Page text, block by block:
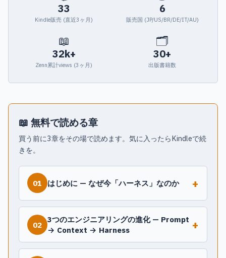
33
Kindle販売 (直近3ヶ月)
6
販売国 (JP/US/BR/DE/IT/AU)
📖
32k+
Zenn累計views (3ヶ月)
🗂
30+
出版書籍数
📖 無料で読める章
買う前に3章をその場で読めます。気に入ったらKindleで続
きを。
01 はじめに — なぜ今「ハーネス」なのか +
02
3つのエンジニアリングの進化 — Prompt
→ Context → Harness
+